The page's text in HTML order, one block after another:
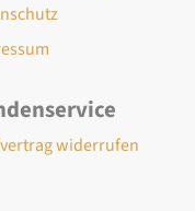
widerrufen